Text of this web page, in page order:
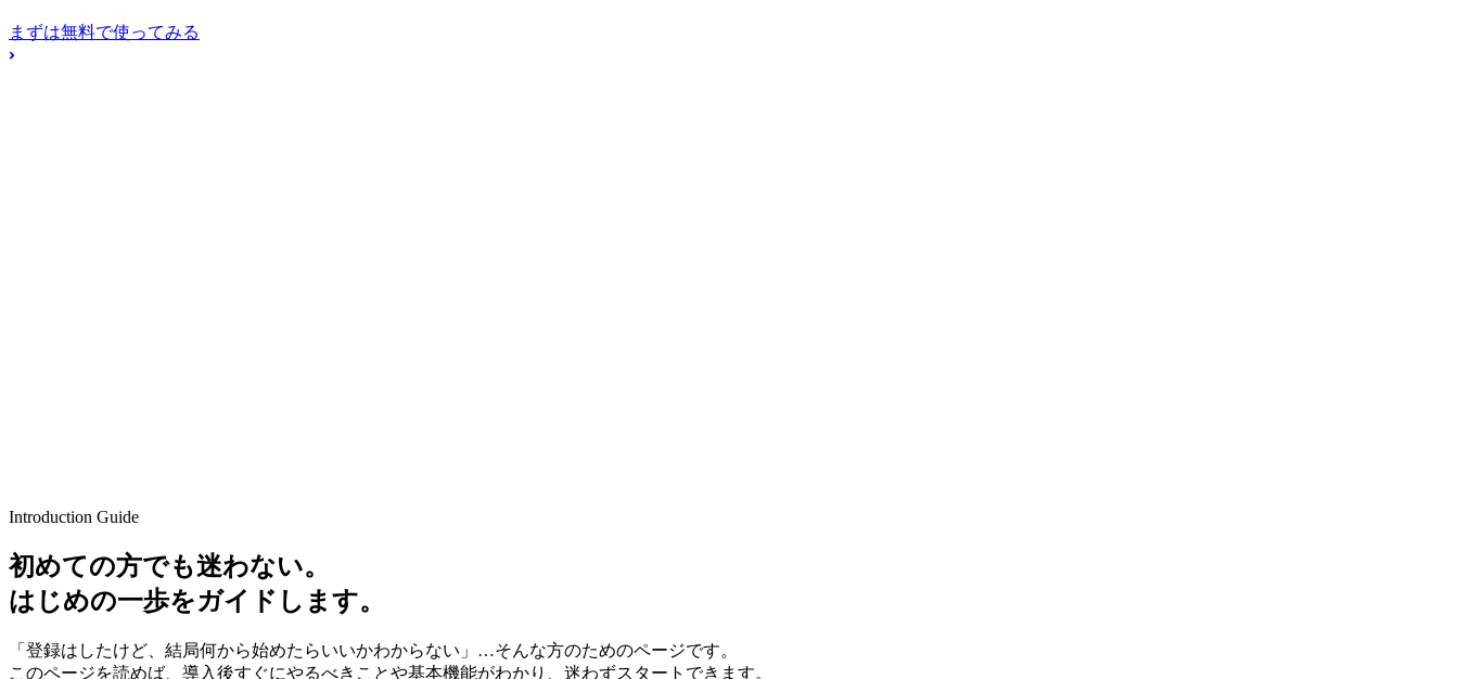
まずは無料で使ってみる
Introduction Guide
初めての方でも迷わない。
はじめの一歩をガイドします。
「登録はしたけど、結局何から始めたらいいかわからない」…そんな方のためのページです。
このページを読めば、導入後すぐにやるべきことや基本機能がわかり、迷わずスタートできます。